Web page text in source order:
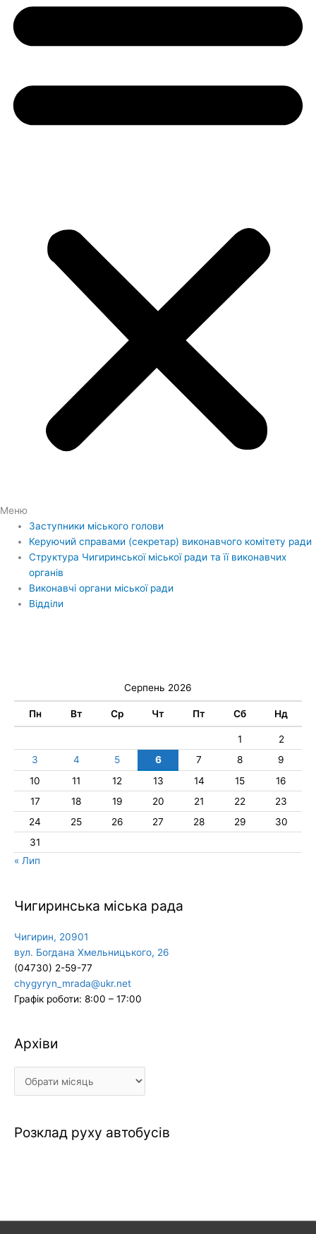
Меню
Заступники міського голови
Керуючий справами (секретар) виконавчого комітету ради
Структура Чигиринської міської ради та її виконавчих
органів
Виконавчі органи міської ради
Відділи
Серпень 2026
Пн Вт Ср Чт Пт Сб Нд
1
2
3
4 5 6 7 8
9
10
11 12 13 14 15
16
17
18 19 20 21 22
23
24
25 26 27 28 29
30
31
« Лип
Чигиринська міська рада
Чигирин, 20901
вул. Богдана Хмельницького, 26
(04730) 2-59-77
chygyryn_mrada@ukr.net
Графік роботи: 8:00 – 17:00
Архіви
Архіви
Розклад руху автобусів